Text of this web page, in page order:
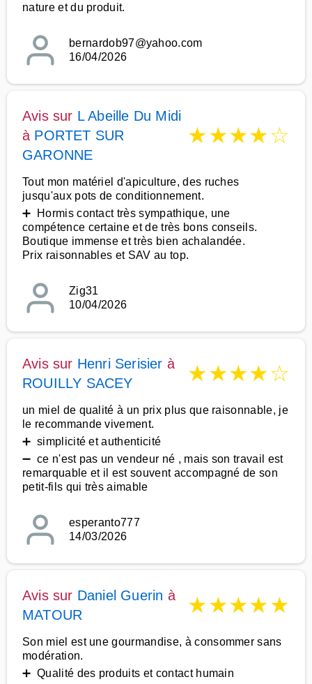
nature et du produit.
bernardob97@yahoo.com
16/04/2026
Avis sur L Abeille Du Midi
à PORTET SUR
GARONNE
★★★★☆
Tout mon matériel d'apiculture, des ruches
jusqu'aux pots de conditionnement.
➕ Hormis contact très sympathique, une
compétence certaine et de très bons conseils.
Boutique immense et très bien achalandée.
Prix raisonnables et SAV au top.
Zig31
10/04/2026
Avis sur Henri Serisier à
ROUILLY SACEY
★★★★☆
un miel de qualité à un prix plus que raisonnable, je
le recommande vivement.
➕ simplicité et authenticité
➖ ce n'est pas un vendeur né , mais son travail est
remarquable et il est souvent accompagné de son
petit-fils qui très aimable
esperanto777
14/03/2026
Avis sur Daniel Guerin à
MATOUR
★★★★★
Son miel est une gourmandise, à consommer sans
modération.
➕ Qualité des produits et contact humain